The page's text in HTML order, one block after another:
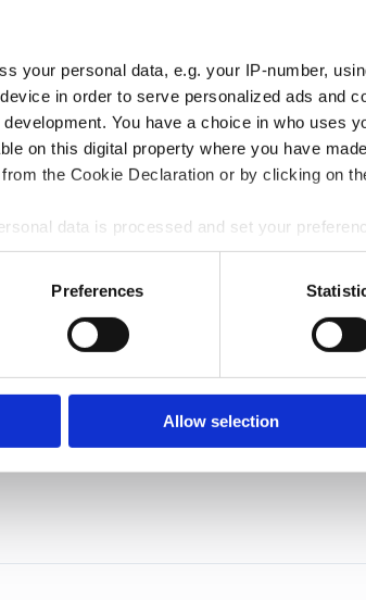
your personal data, e.g. your IP-number,
in order to serve personalized ads and
You have a choice in who uses
on this digital property where you have
the Cookie Declaration or by clicking on
data is processed and set your
site with our social media, advertising and
to them or that they’ve collected from
Preferences
Allow selection
i
av artiklar / inslag i medierna än
vecka.
omsättningen via ett tyskt uppdrag